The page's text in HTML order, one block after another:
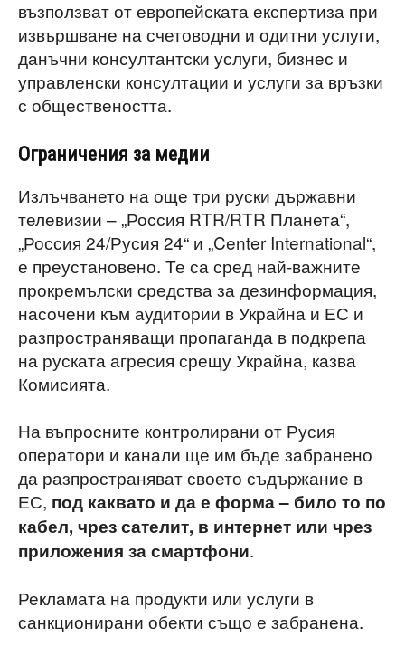
възползват от европейската експертиза при
извършване на счетоводни и одитни услуги,
данъчни консултантски услуги, бизнес и
управленски консултации и услуги за връзки
с обществеността.
Ограничения за медии
Излъчването на още три руски държавни
телевизии – „Россия RTR/RTR Планета“,
„Россия 24/Русия 24“ и „Center International“,
е преустановено. Те са сред най-важните
прокремълски средства за дезинформация,
насочени към аудитории в Украйна и ЕС и
разпространяващи пропаганда в подкрепа
на руската агресия срещу Украйна, казва
Комисията.
На въпросните контролирани от Русия
оператори и канали ще им бъде забранено
да разпространяват своето съдържание в
ЕС, под каквато и да е форма – било то по
кабел, чрез сателит, в интернет или чрез
приложения за смартфони.
Рекламата на продукти или услуги в
санкционирани обекти също е забранена.